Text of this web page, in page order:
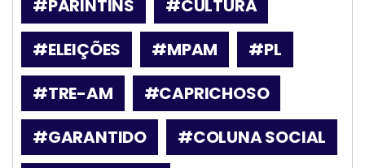
#PARINTINS
#CULTURA
#ELEIÇÕES
#MPAM
#PL
#TRE-AM
#CAPRICHOSO
#GARANTIDO
#COLUNA SOCIAL